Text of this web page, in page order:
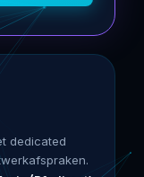
dedicated